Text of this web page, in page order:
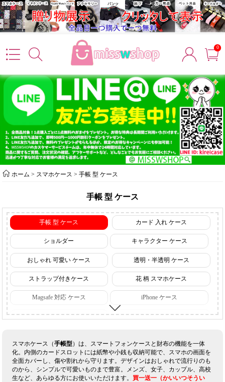
0
ホーム > スマホケース >手帳 型 ケース
手帳 型 ケース
手帳 型 ケース カード 入れ ケース
ショルダー キャラクター ケース
おしゃれ 可愛い ケース 透明・半透明 ケース
ストラップ付きケース 花 柄 スマホケース
Magsafe 対応 ケース iPhone ケース
iPhone18 ケース 【発売予定】 iPhone17 ケース
Google ケース Sharp ケース
Sony ケース ルイヴィトン スマホケース
スマホケース（手帳型）は、スマートフォンケースと財布の機能を一体
化。内側のカードスロットには紙幣や小銭も収納可能で、スマホの画面を
全面カバーし、傷や割れから守ります。デザインはおしゃれで流行りのも
のから、シンプルで可愛いものまで豊富。メンズ、女子、カップル、高校
生など、あらゆる方にお使いいただけます。 買一送一（かいいつそうい